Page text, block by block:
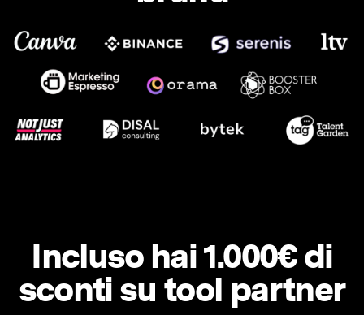
Incluso hai 1.000€ di
sconti su tool partner